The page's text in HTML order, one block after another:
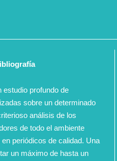
estudio profundo de
sobre un determinado
análisis de los
de todo el ambiente
periódicos de calidad. Una
un máximo de hasta un